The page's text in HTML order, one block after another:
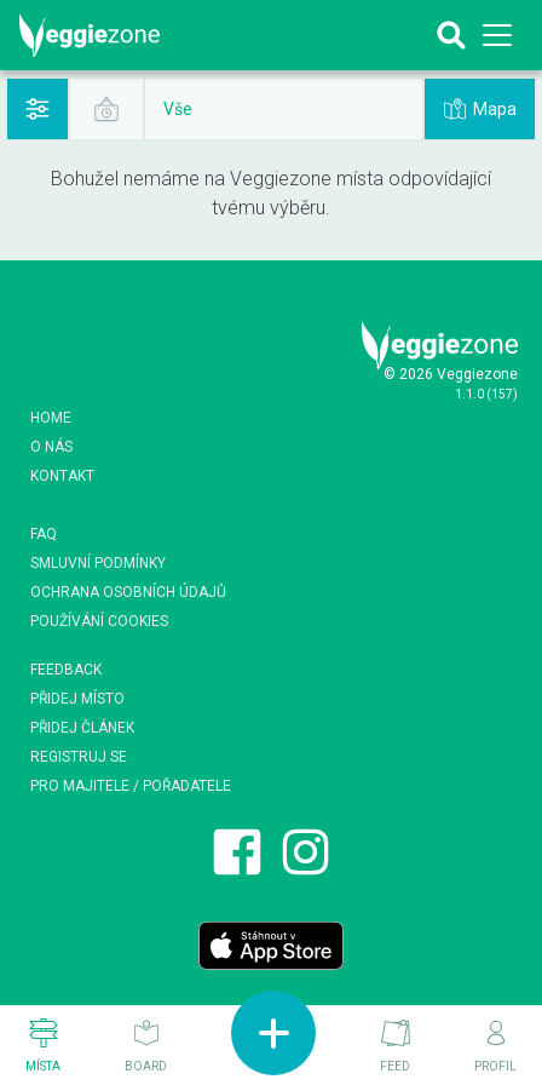
Vše Mapa
Bohužel nemáme na Veggiezone místa odpovídající
tvému výběru.
© 2026 Veggiezone
1.1.0 (157)
HOME
O NÁS
KONTAKT
FAQ
SMLUVNÍ PODMÍNKY
OCHRANA OSOBNÍCH ÚDAJŮ
POUŽÍVÁNÍ COOKIES
FEEDBACK
PŘIDEJ MÍSTO
PŘIDEJ ČLÁNEK
REGISTRUJ SE
PRO MAJITELE / POŘADATELE
MÍSTA BOARD FEED PROFIL